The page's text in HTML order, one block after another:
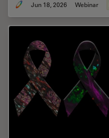
Jun 18, 2026 Webinar